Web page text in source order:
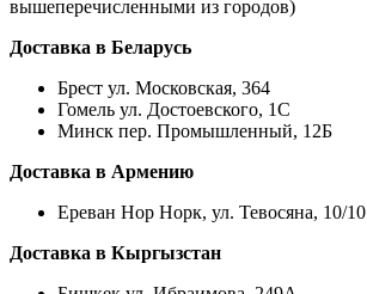
вышеперечисленными из городов)
Доставка в Беларусь
Брест ул. Московская, 364
Гомель ул. Достоевского, 1С
Минск пер. Промышленный, 12Б
Доставка в Армению
Ереван Нор Норк, ул. Тевосяна, 10/10
Доставка в Кыргызстан